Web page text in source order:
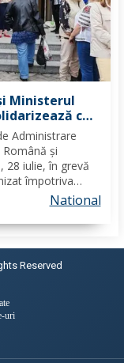
Ministerul
cu
Administrare
și
28 iulie, în grevă
împotriva
loc în aceeași zi
National
Reserved
uri